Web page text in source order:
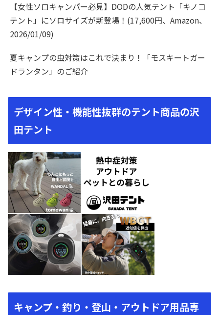
【女性ソロキャンパー必見】DODの人気テント「キノコ
テント」にソロサイズが新登場！(17,600円、Amazon、
2026/01/09)
夏キャンプの虫対策はこれで決まり！「モスキートガー
ドランタン」のご紹介
デザイン性・機能性抜群のテント商品の沢
田テント
キャンプ・釣り・登山・アウトドア用品専